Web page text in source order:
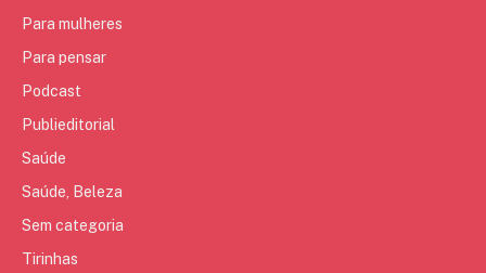
Para mulheres
Para pensar
Podcast
Publieditorial
Saúde
Saúde, Beleza
Sem categoria
Tirinhas